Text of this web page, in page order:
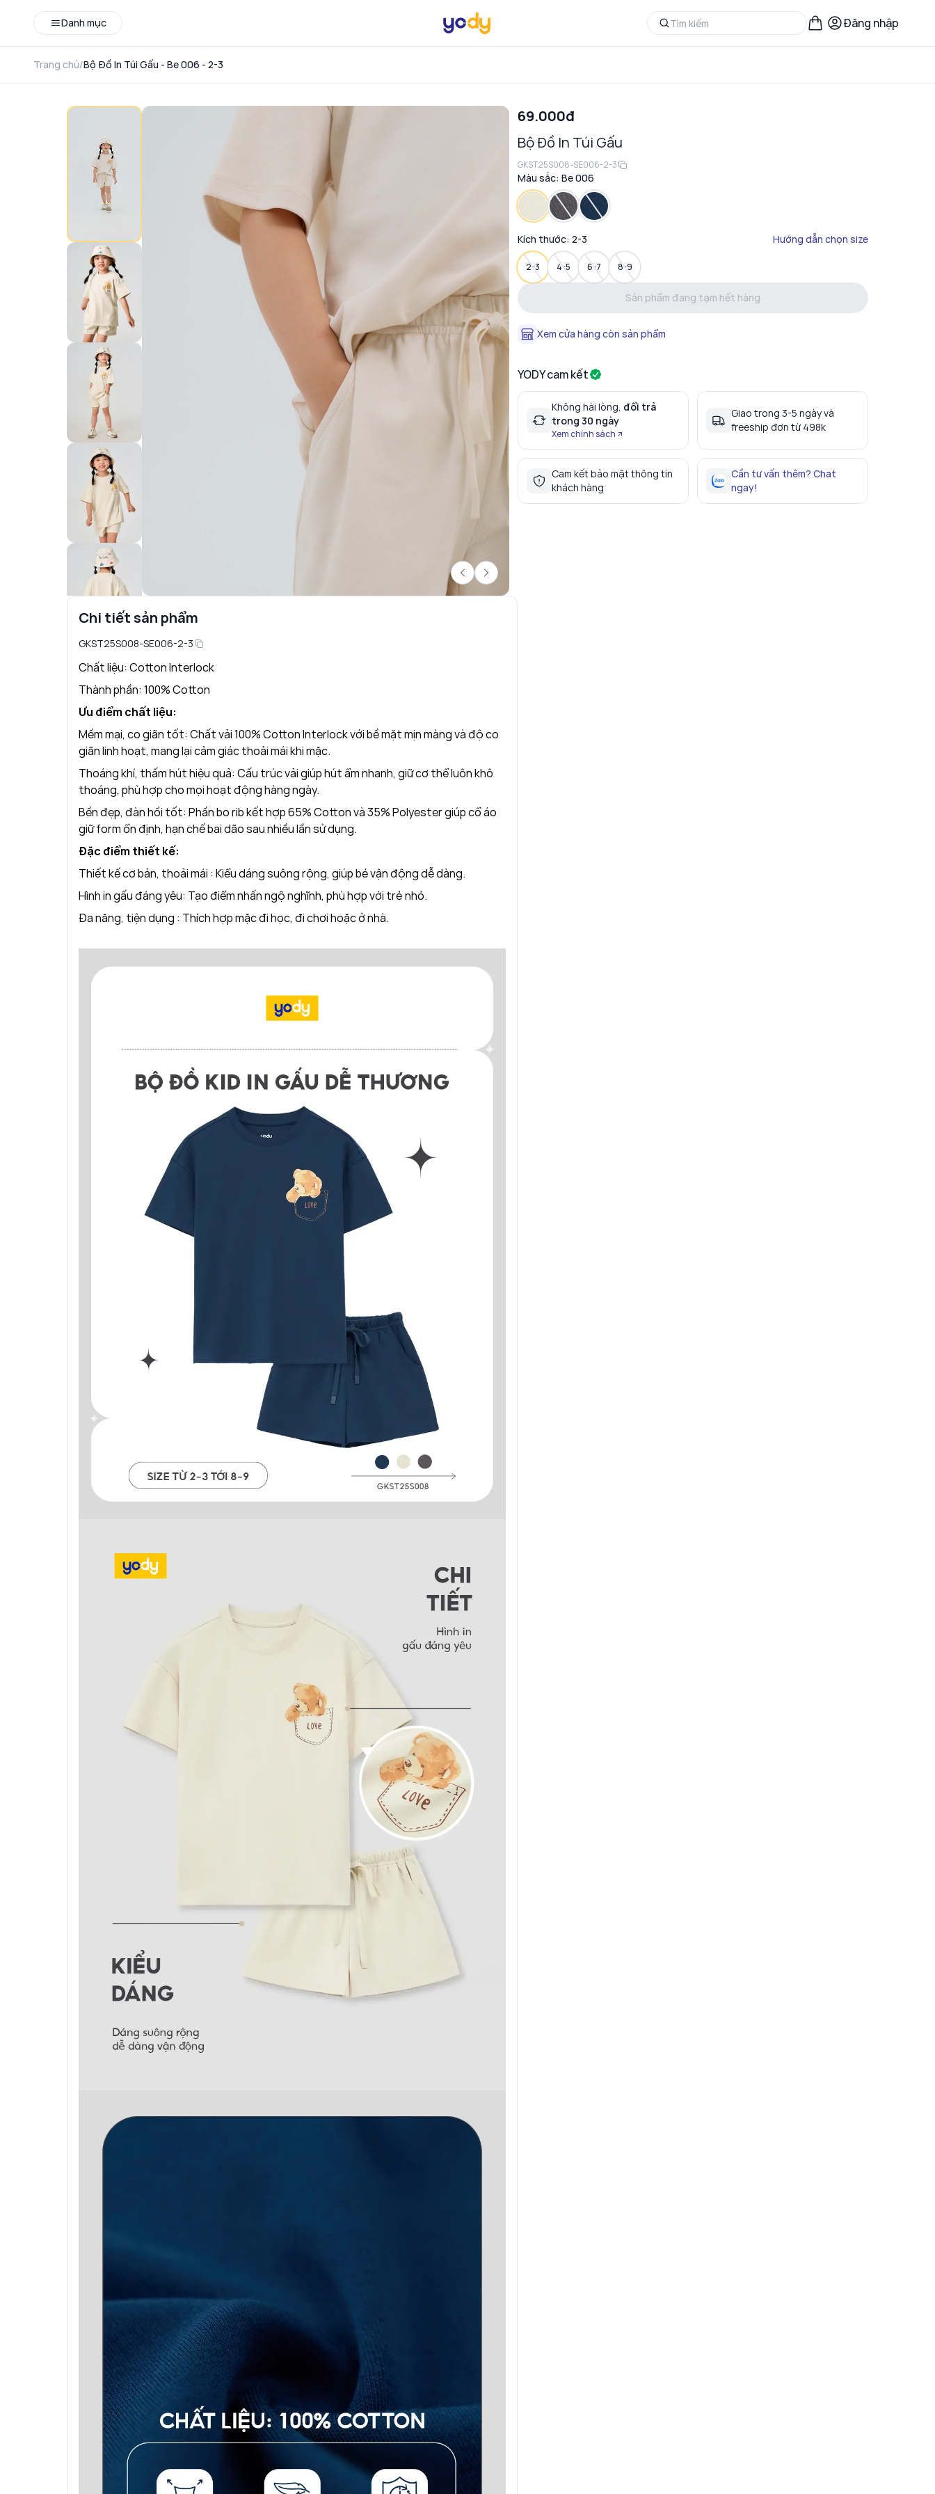
Danh mục Đăng nhập
Trang chủ/Bộ Đồ In Túi Gấu - Be 006 - 2-3
Chi tiết sản phẩm
GKST25S008-SE006-2-3
Chất liệu: Cotton Interlock
Thành phần: 100% Cotton
Ưu điểm chất liệu:
Mềm mại, co giãn tốt: Chất vải 100% Cotton Interlock với bề mặt mịn màng và độ co
giãn linh hoạt, mang lại cảm giác thoải mái khi mặc.
Thoáng khí, thấm hút hiệu quả: Cấu trúc vải giúp hút ẩm nhanh, giữ cơ thể luôn khô
thoáng, phù hợp cho mọi hoạt động hàng ngày.
Bền đẹp, đàn hồi tốt: Phần bo rib kết hợp 65% Cotton và 35% Polyester giúp cổ áo
giữ form ổn định, hạn chế bai dão sau nhiều lần sử dụng.
Đặc điểm thiết kế:
Thiết kế cơ bản, thoải mái : Kiểu dáng suông rộng, giúp bé vận động dễ dàng.
Hình in gấu đáng yêu: Tạo điểm nhấn ngộ nghĩnh, phù hợp với trẻ nhỏ.
Đa năng, tiện dụng : Thích hợp mặc đi học, đi chơi hoặc ở nhà.
69.000đ
Bộ Đồ In Túi Gấu
GKST25S008-SE006-2-3
Màu sắc: Be 006
Kích thước: 2-3 Hướng dẫn chọn size
2-3 4-5 6-7 8-9
Sản phẩm đang tạm hết hàng
Xem cửa hàng còn sản phẩm
YODY cam kết
Không hài lòng, đổi trả
trong 30 ngày
Xem chính sách
Giao trong 3-5 ngày và
freeship đơn từ 498k
Cam kết bảo mật thông tin
khách hàng
Cần tư vấn thêm? Chat
ngay!